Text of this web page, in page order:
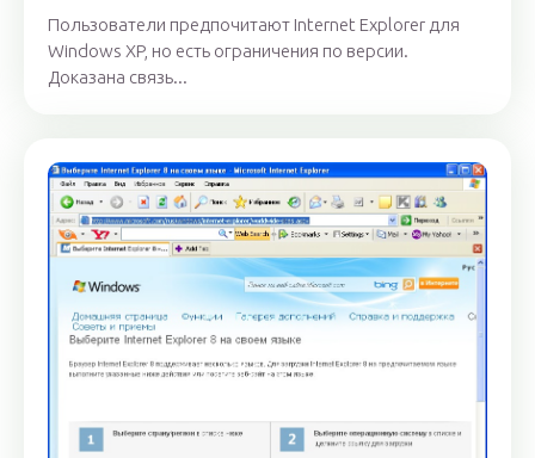
Пользователи предпочитают Internet Explorer для
Windows XP, но есть ограничения по версии.
Доказана связь...